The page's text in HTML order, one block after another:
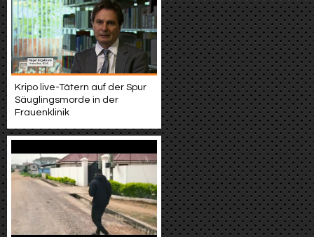
Kripo live-Tätern auf der Spur
Säuglingsmorde in der
Frauenklinik